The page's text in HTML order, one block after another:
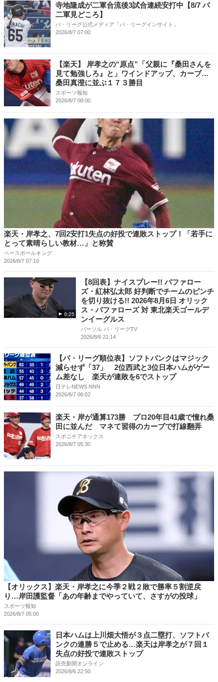
寺地隆成が二軍合流後3試合連続安打中【8/7 パ
二軍見どころ】
パ・リーグ公式メディア「パ・リーグインサイト」
2026/8/7 07:00
【楽天】 岸孝之の“原点”「父親に『桑田さんを
見て勉強しろ』と」ワインドアップ、カーブ…
桑田真澄に並ぶ１７３勝目
スポーツ報知
2026/8/7 08:00
楽天・岸孝之、7回2安打1失点の好投で連敗ストップ！「若手に
とって素晴らしい教材…」と称賛
ベースボールキング
2026/8/7 07:10
0:25
【8回表】ナイスプレー!! バファロー
ズ・紅林弘太郎 好判断でチームのピンチ
を切り抜ける!! 2026年8月6日 オリック
ス・バファローズ 対 東北楽天ゴールデ
ンイーグルス
パーソル パ・リーグTV
2026/8/6 21:14
【パ・リーグ順位表】ソフトバンクはマジック
減らせず「37」 2位西武と3位日本ハムがゲー
ム差なし 楽天が連敗を6でストップ
日テレNEWS NNN
2026/8/7 06:02
楽天・岸が通算173勝 プロ20年目41歳で憧れ桑
田に並んだ マネて習得のカーブで打線翻弄
スポニチアネックス
2026/8/7 05:30
【オリックス】楽天・岸孝之に今季２戦２敗で勝率５割逆戻
り…岸田護監督「あの年齢までやっていて、さすがの投球」
スポーツ報知
2026/8/7 05:00
日本ハムは上川畑大悟が３点二塁打、ソフトバ
ンクの連勝５で止める…楽天は岸孝之が７回１
失点の好投で連敗ストップ
読売新聞オンライン
2026/8/6 22:50